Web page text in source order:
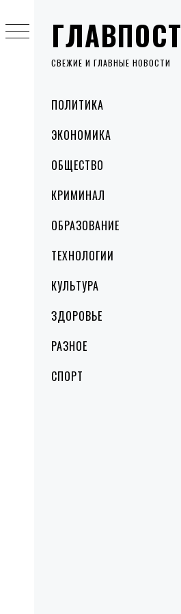
ГЛАВПОСТ
СВЕЖИЕ И ГЛАВНЫЕ НОВОСТИ
MenuПОЛИТИКА
ЭКОНОМИКА
ОБЩЕСТВО
КРИМИНАЛ
ОБРАЗОВАНИЕ
ТЕХНОЛОГИИ
КУЛЬТУРА
ЗДОРОВЬЕ
РАЗНОЕ
СПОРТ
to
content